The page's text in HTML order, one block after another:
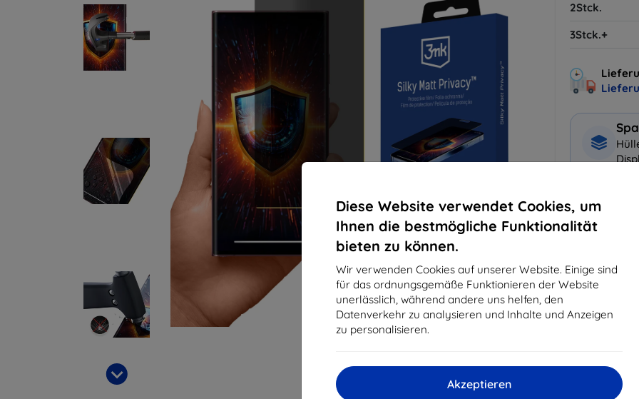
Diese Website verwendet Cookies, um
Ihnen die bestmögliche Funktionalität
bieten zu können.
Wir verwenden Cookies auf unserer Website. Einige sind
für das ordnungsgemäße Funktionieren der Website
unerlässlich, während andere uns helfen, den
Datenverkehr zu analysieren und Inhalte und Anzeigen
zu personalisieren.
Akzeptieren
2Stck.
3Stck.+
Warum